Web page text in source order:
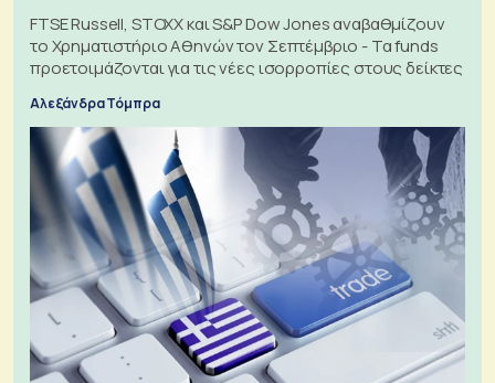
FTSE Russell, STOXX και S&P Dow Jones αναβαθμίζουν
το Χρηματιστήριο Αθηνών τον Σεπτέμβριο - Τα funds
προετοιμάζονται για τις νέες ισορροπίες στους δείκτες
Αλεξάνδρα Τόμπρα